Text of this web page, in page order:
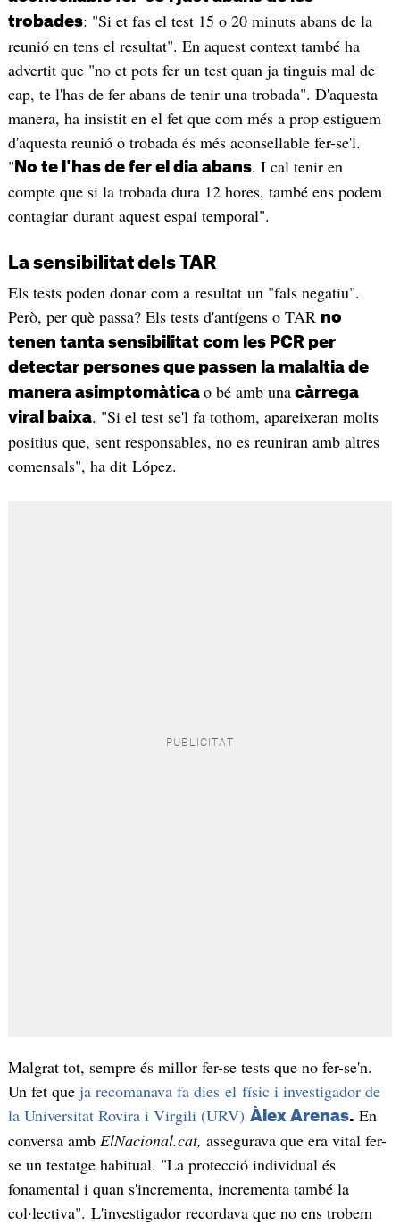
trobades: "Si et fas el test 15 o 20 minuts abans de la
reunió en tens el resultat". En aquest context també ha
advertit que "no et pots fer un test quan ja tinguis mal de
cap, te l'has de fer abans de tenir una trobada". D'aquesta
manera, ha insistit en el fet que com més a prop estiguem
d'aquesta reunió o trobada és més aconsellable fer-se'l.
" No te l'has de fer el dia abans. I cal tenir en
compte que si la trobada dura 12 hores, també ens podem
contagiar durant aquest espai temporal".
La sensibilitat dels TAR
Els tests poden donar com a resultat un "fals negatiu".
Però, per què passa? Els tests d'antígens o TAR no
tenen tanta sensibilitat com les PCR per
detectar persones que passen la malaltia de
manera asimptomàtica o bé amb una càrrega
viral baixa. "Si el test se'l fa tothom, apareixeran molts
positius que, sent responsables, no es reuniran amb altres
comensals", ha dit López.
Malgrat tot, sempre és millor fer-se tests que no fer-se'n.
Un fet que ja recomanava fa dies el físic i investigador de
la Universitat Rovira i Virgili (URV) Àlex Arenas. En
conversa amb ElNacional.cat, assegurava que era vital fer-
se un testatge habitual. "La protecció individual és
fonamental i quan s'incrementa, incrementa també la
col·lectiva". L'investigador recordava que no ens trobem